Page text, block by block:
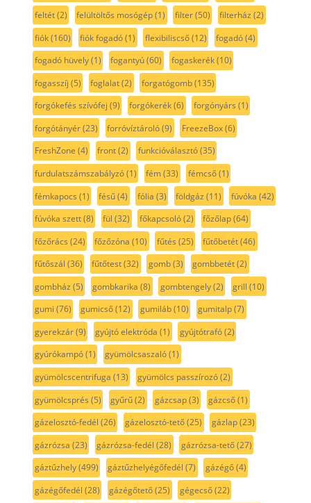
feltét(2) felültöltős mosógép(1) filter(50) filterház (2)
fiók(160) fiók fogadó(1) flexibiliscső(12) fogadó(4)
fogadó hüvely(1) fogantyú(60) fogaskerék(10)
fogasszíj (5) foglalat(2) forgatógomb(135)
forgókefés szívófej (9) forgókerék(6) forgónyárs (1)
forgótányér(23) forróvíztároló(9) FreezeBox(6)
FreshZone (4) front(2) funkcióválasztó(35)
furdulatszámszabályzó(1) fém(33) fémcső(1)
fémkapocs (1) fésű(4) fólia (3) földgáz (11) fúvóka (42)
fúvóka szett(8) fül (32) főkapcsoló(2) főzőlap(64)
főzőrács (24) főzőzóna (10) fűtés (25) fűtőbetét(46)
fűtőszál (36) fűtőtest(32) gomb(3) gombbetét(2)
gombház (5) gombkarika (8) gombtengely(2) grill (10)
gumi (76) gumicső(12) gumiláb(10) gumitalp(7)
gyerekzár(9) gyújtó elektróda (1) gyújtótrafó(2)
gyúrókampó(1) gyümölcsaszaló(1)
gyümölcscentrifuga (13) gyümölcs passzírozó(2)
gyümölcsprés (5) gyűrű(2) gázcsap(3) gázcső(1)
gázelosztó-fedél (26) gázelosztó-tető(25) gázlap(23)
gázrózsa (23) gázrózsa-fedél (28) gázrózsa-tető(27)
gáztűzhely(499) gáztűzhelyégőfedél (7) gázégő(4)
gázégőfedél (28) gázégőtető(25) gégecső(22)